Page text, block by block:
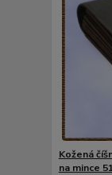
Kožená
na mince